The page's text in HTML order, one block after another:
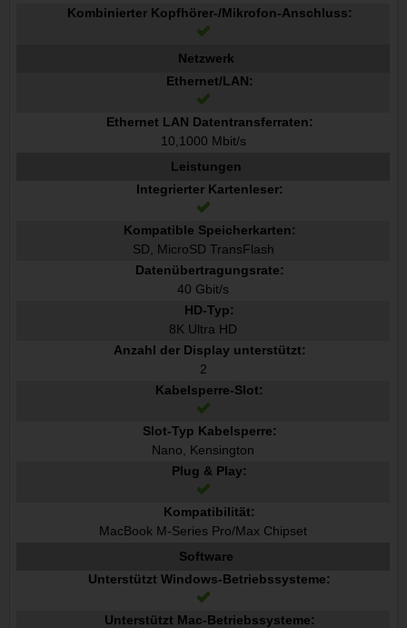
Kombinierter Kopfhörer-/Mikrofon-Anschluss:
Netzwerk
Ethernet/LAN:
Ethernet LAN Datentransferraten:
10,1000 Mbit/s
Leistungen
Integrierter Kartenleser:
Kompatible Speicherkarten:
SD, MicroSD TransFlash
Datenübertragungsrate:
40 Gbit/s
HD-Typ:
8K Ultra HD
Anzahl der Display unterstützt:
2
Kabelsperre-Slot:
Slot-Typ Kabelsperre:
Nano, Kensington
Plug & Play:
Kompatibilität:
MacBook M-Series Pro/Max Chipset
Software
Unterstützt Windows-Betriebssysteme:
Unterstützt Mac-Betriebssysteme: